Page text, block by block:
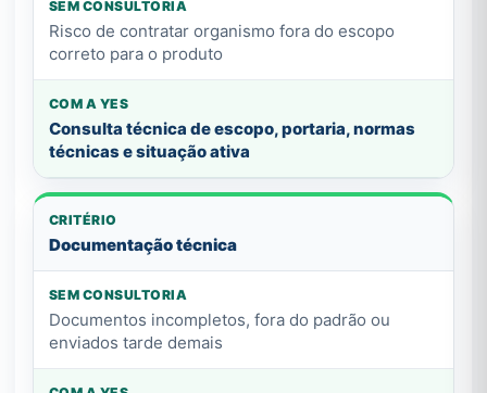
Risco de contratar organismo fora do escopo
correto para o produto
Consulta técnica de escopo, portaria, normas
técnicas e situação ativa
Documentação técnica
Documentos incompletos, fora do padrão ou
enviados tarde demais